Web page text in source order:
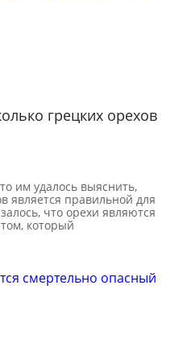
грецких орехов
им удалось выяснить,
является правильной для
что орехи являются
который